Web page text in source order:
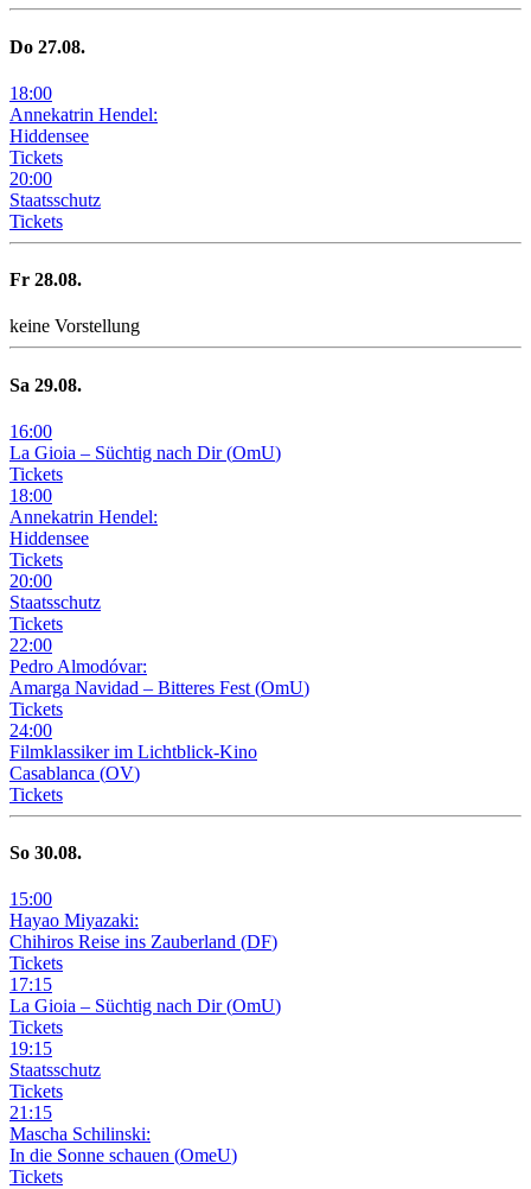
Do 27.08.
18:00
Annekatrin Hendel:
Hiddensee
Tickets
20:00
Staatsschutz
Tickets
Fr 28.08.
keine Vorstellung
Sa 29.08.
16:00
La Gioia – Süchtig nach Dir (OmU)
Tickets
18:00
Annekatrin Hendel:
Hiddensee
Tickets
20:00
Staatsschutz
Tickets
22:00
Pedro Almodóvar:
Amarga Navidad – Bitteres Fest (OmU)
Tickets
24:00
Filmklassiker im Lichtblick-Kino
Casablanca (OV)
Tickets
So 30.08.
15:00
Hayao Miyazaki:
Chihiros Reise ins Zauberland (DF)
Tickets
17:15
La Gioia – Süchtig nach Dir (OmU)
Tickets
19:15
Staatsschutz
Tickets
21 :15
Mascha Schilinski:
In die Sonne schauen (OmeU)
Tickets